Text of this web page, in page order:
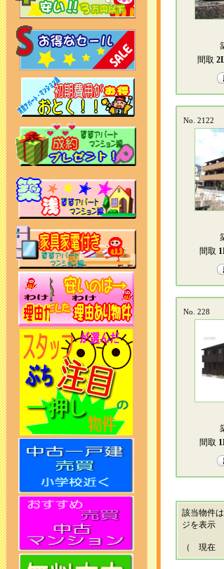
間取
No. 2122
間取
No. 228
間取
該当物
ジを表示
（ 現在